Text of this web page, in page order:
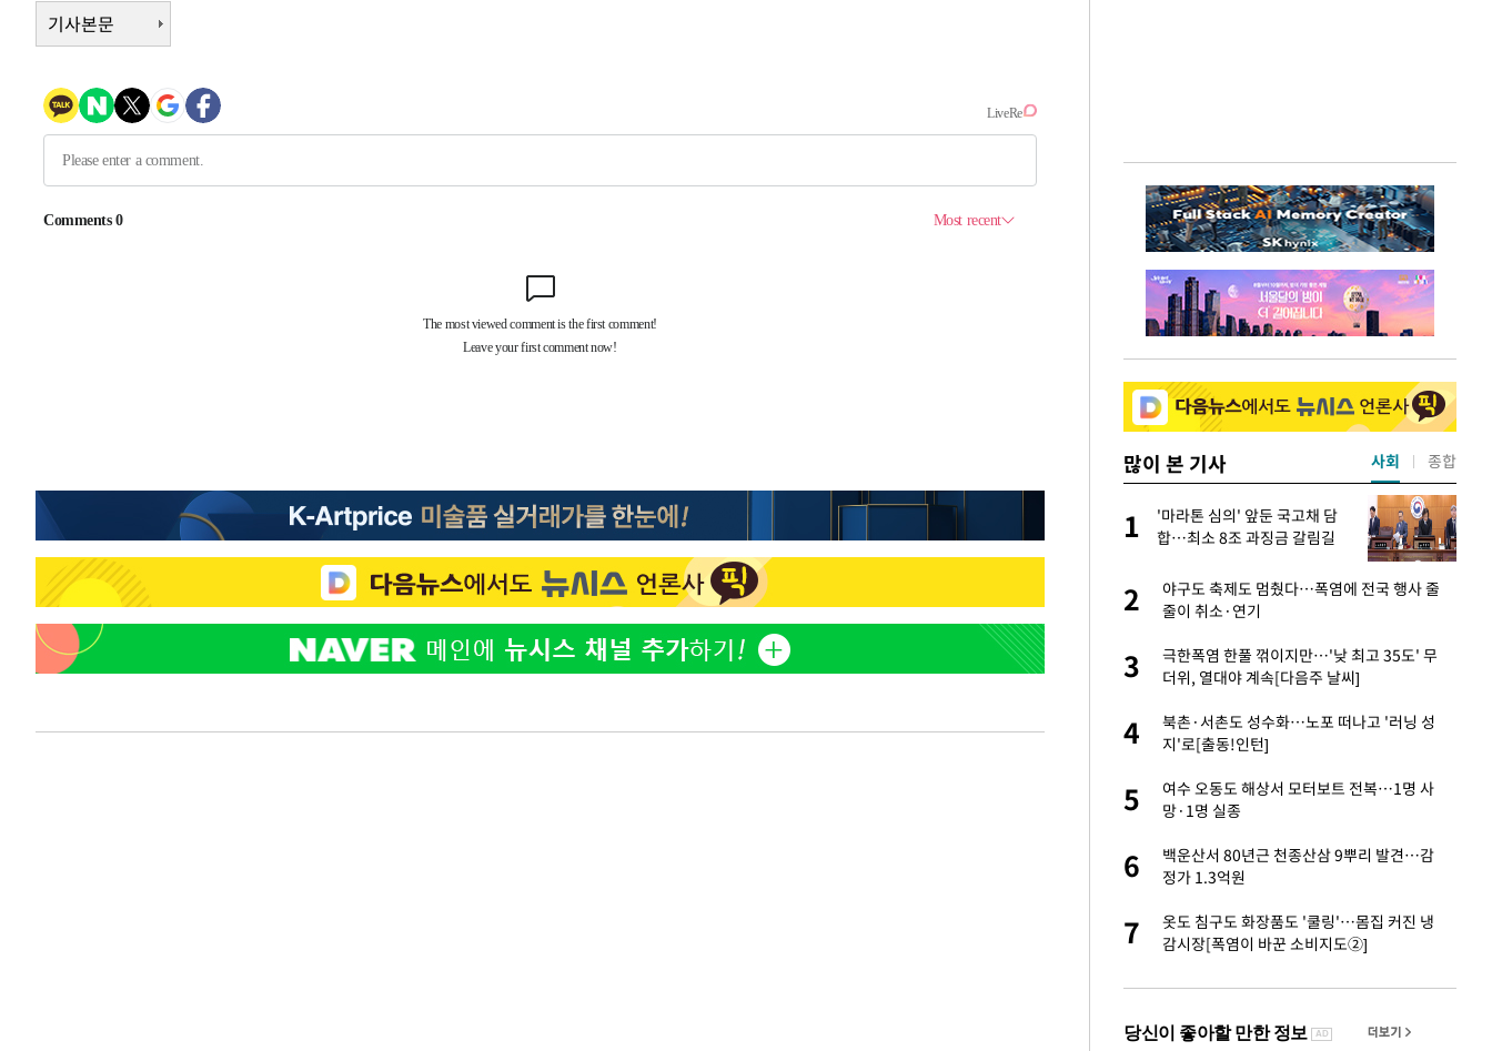
-359초 전 >
3시간 전 >'최고 37도' 폭염 지속…강원동해안 최대 150㎜ 비
-32195초 전 >이강인 "아틀레티코 이적 기뻐…등번호 7번 의미보단 팀 위해 뛸
것"
-32130초 전 >[속보]與 당대표 경선, 제주·인천 권리당원 투표 김민석 승리
-25904초 전 > 낮 최고 35도 '무더위'…동해안 시간당 30㎜ '강한 비'[내일날씨]
틀레티코 이적"
-24956초 전 >
백운산서 80년근 천종산삼 9뿌리 발견…감정가 1.3억원
선재도서 해루질 나섰다 실종 60대, 닷새 만에 숨진 채 발견
-359초 전 >
[속보]'압수수색·성접대 논란' 축구협회 "실망과 걱정 안겨드려 죄송"
3시간 전 >'최고 37도' 폭염 지속…강원동해안 최대 150㎜ 비
4시간 전 >[속보]뉴욕증시 상승 마감…S&P 0.6% 나스닥 1.3%↑
기사본문
많이 본 기사
"창 3개 띄워도 답답함 없
네"…'폴드8 울트라', 일주일
써보니
2
학 뒤집는 것"
3
'폭염 휴식기' 프로야구 10개 구단, 훈련·휴
식 병행…"야외 훈련 해도 안전 최우선"
4
1
'마라톤 심의' 앞둔 국고채 담
합…최소 8조 과징금 갈림길
2
야구도 축제도 멈췄다…폭염에 전국 행사 줄
줄이 취소·연기
3
극한폭염 한풀 꺾이지만…'낮 최고 35도' 무
더위, 열대야 계속[다음주 날씨]
4
북촌·서촌도 성수화…노포 떠나고 '러닝 성
지'로[출동!인턴]
5
여수 오동도 해상서 모터보트 전복…1명 사
망·1명 실종
6
백운산서 80년근 천종산삼 9뿌리 발견…감
정가 1.3억원
7
옷도 침구도 화장품도 '쿨링'…몸집 커진 냉
감시장[폭염이 바꾼 소비지도②]
사회 종합